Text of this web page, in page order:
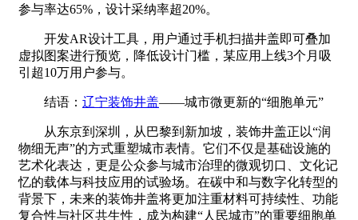
参与率达65%，设计采纳率超20%。
开发AR设计工具，用户通过手机扫描井盖即可叠加
虚拟图案进行预览，降低设计门槛，某应用上线3个月吸
引超10万用户参与。
结语： 辽宁装饰井盖——城市微更新的“细胞单元”
从东京到深圳，从巴黎到新加坡，装饰井盖正以“润
物细无声”的方式重塑城市表情。它们不仅是基础设施的
艺术化表达，更是公众参与城市治理的微观切口、文化记
忆的载体与科技应用的试验场。在碳中和与数字化转型的
背景下，未来的装饰井盖将更加注重材料可持续性、功能
复合性与社区共生性，成为构建“人民城市”的重要细胞单